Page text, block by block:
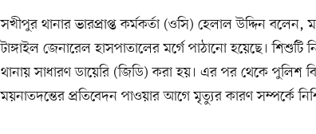
সখীপুর থানার ভারপ্রাপ্ত কর্মকর্তা (ওসি) হেলাল উদ্দিন
টাঙ্গাইল জেনারেল হাসপাতালের মর্গে পাঠানো হয়েছে।
থানায় সাধারণ ডায়েরি (জিডি) করা হয়। এর পর থেকে পুলিশ
ময়নাতদন্তের প্রতিবেদন পাওয়ার আগে মৃত্যুর কারণ সম্পর্কে